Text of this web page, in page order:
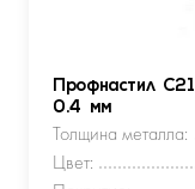
Профнастил
0.4 мм
Толщина металла:
Цвет: